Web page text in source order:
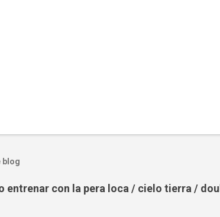
blog
entrenar con la pera loca / cielo tierra /